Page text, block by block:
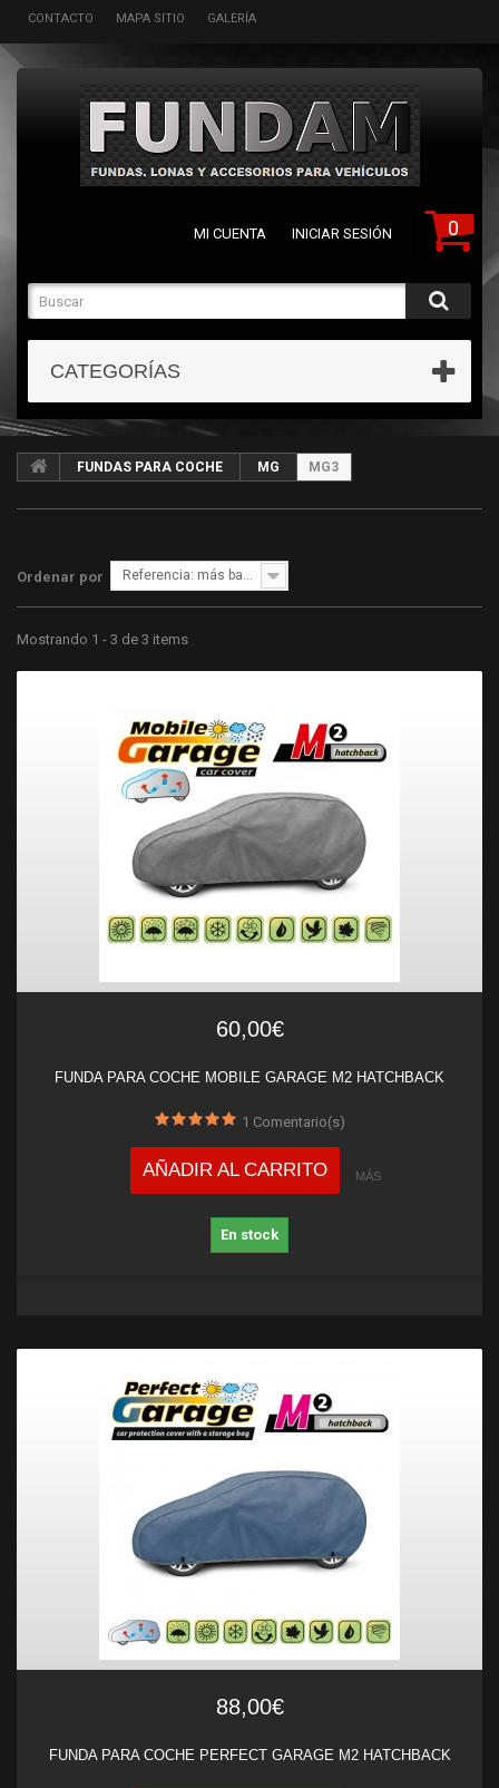
CONTACTO MAPA SITIO GALERÍA
0
MI CUENTA INICIAR SESIÓN
CATEGORÍAS
FUNDAS PARA COCHE MG MG3
Ordenar por Referencia: más bajo primero
Mostrando 1 - 3 de 3 items
60,00€
FUNDA PARA COCHE MOBILE GARAGE M2 HATCHBACK
1 Comentario(s)
AÑADIR AL CARRITO MÁS
En stock
88,00€
FUNDA PARA COCHE PERFECT GARAGE M2 HATCHBACK